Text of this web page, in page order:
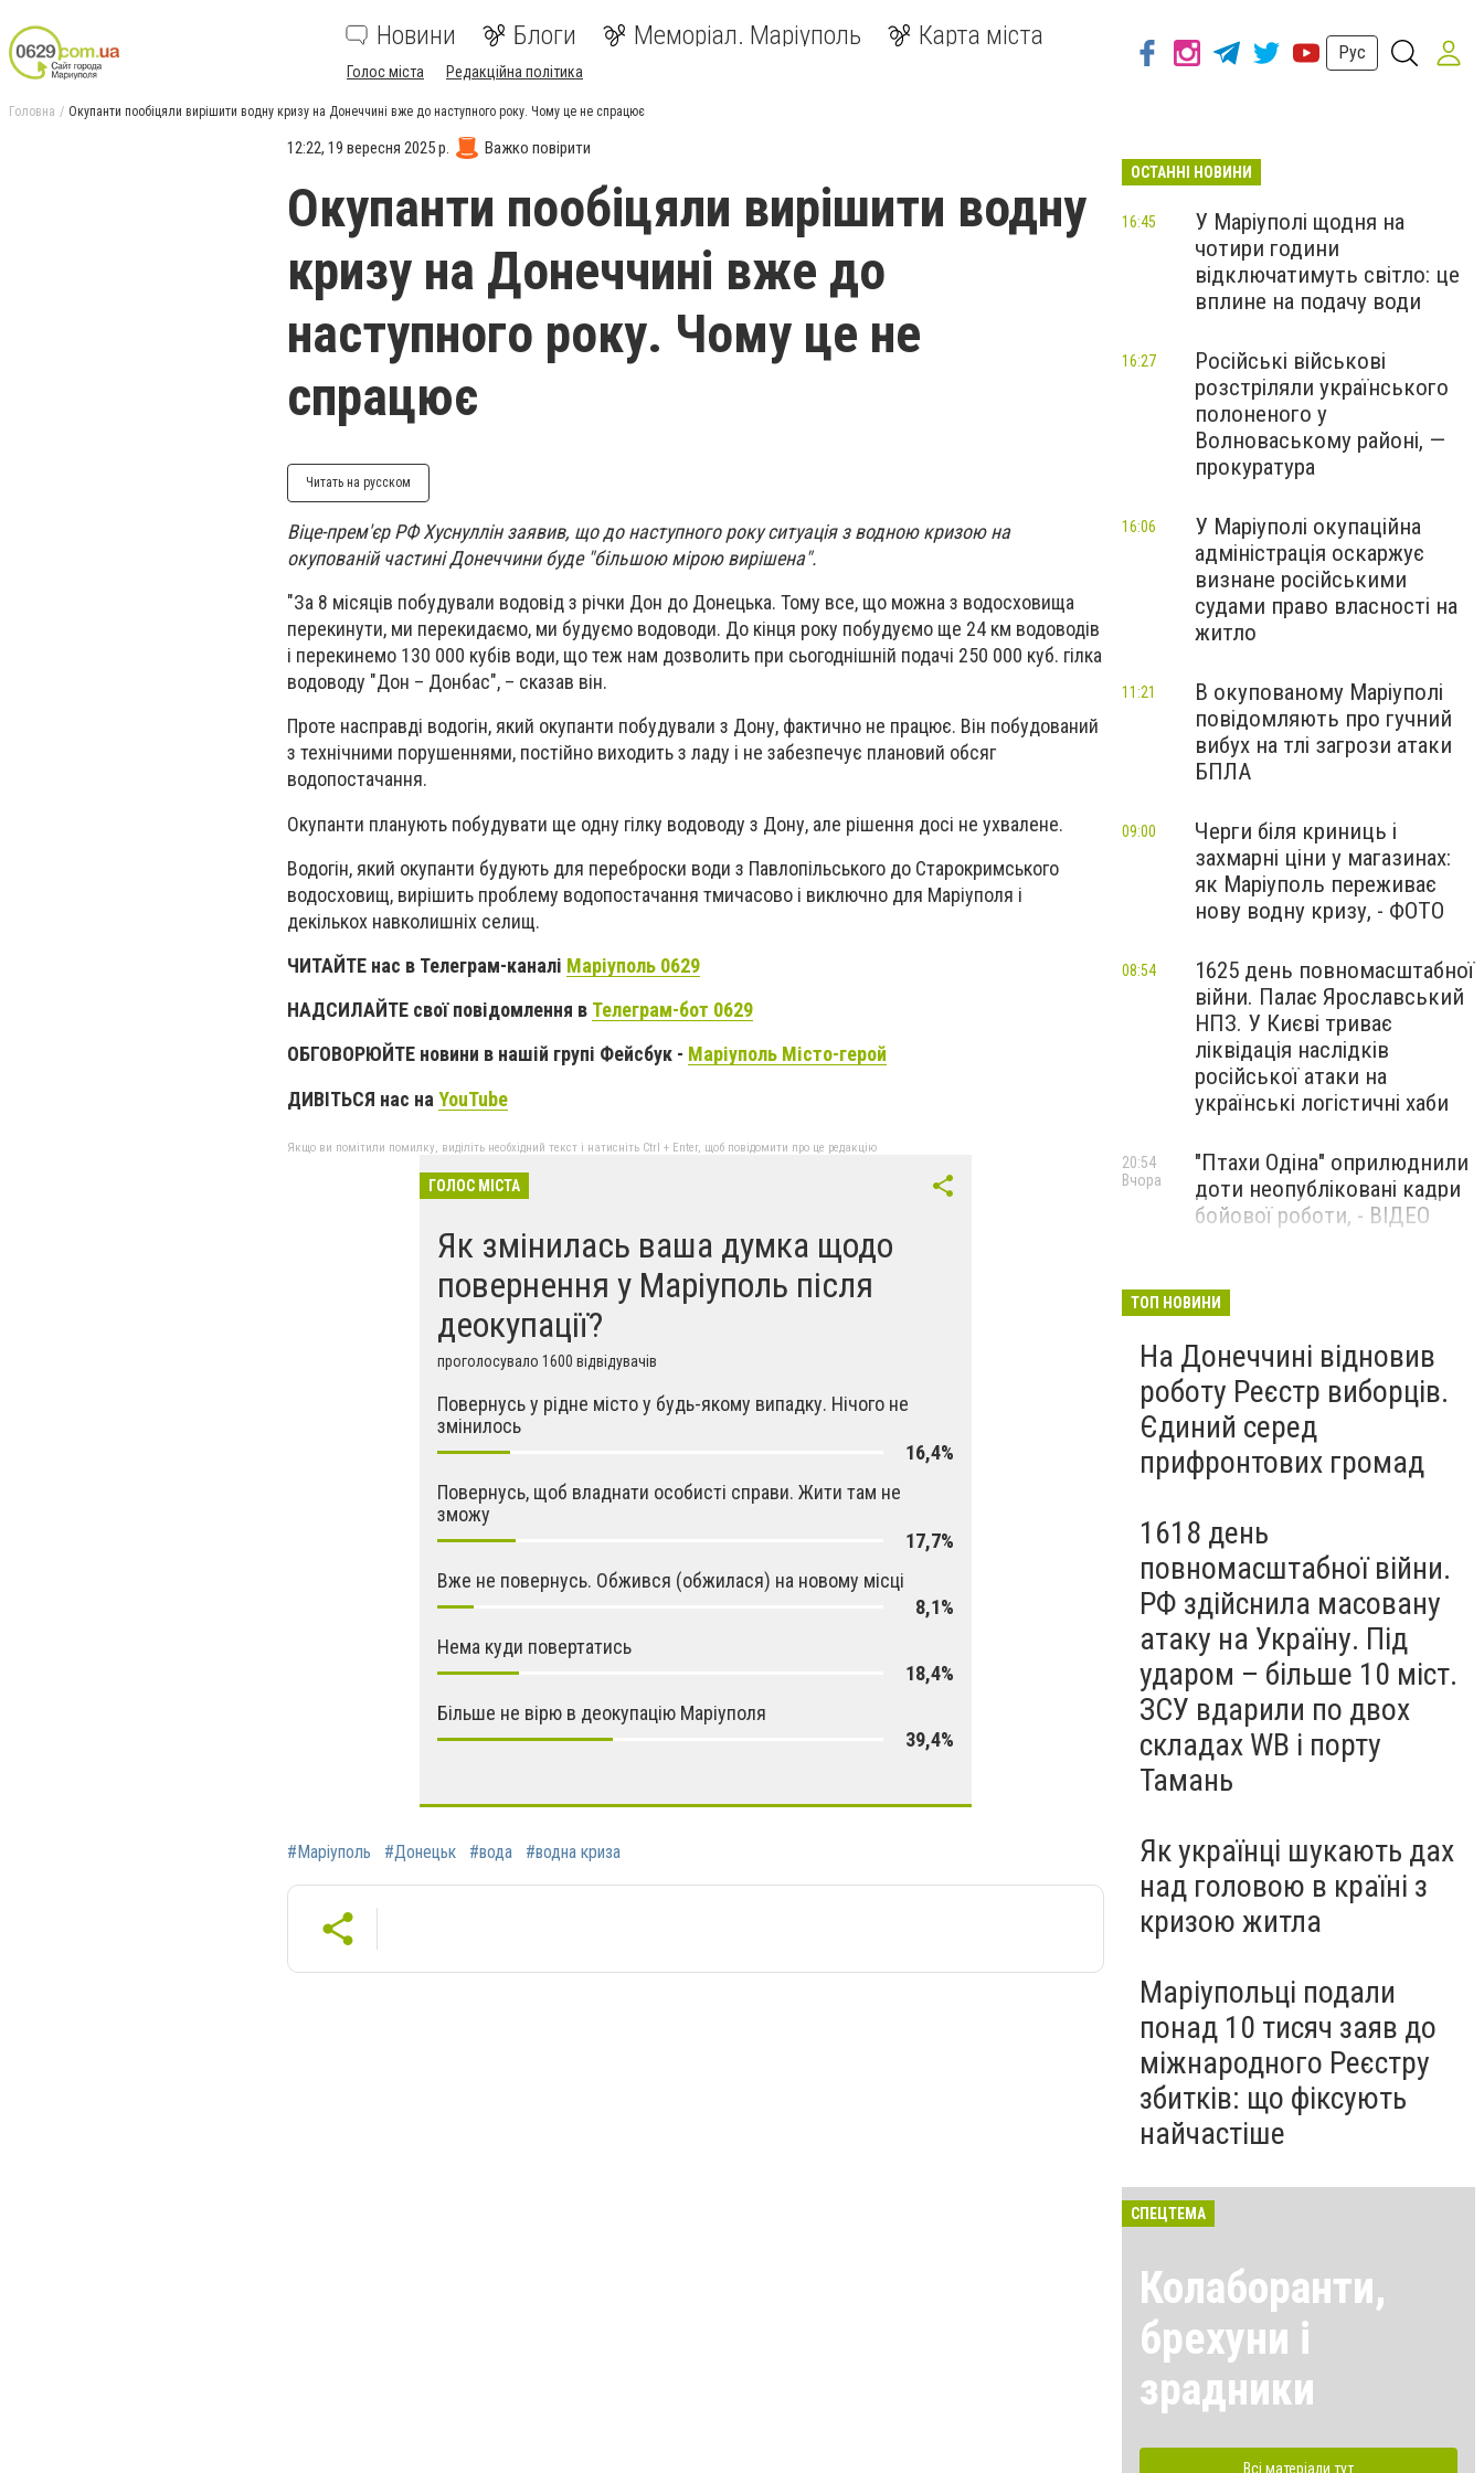
Новини Блоги Меморіал. Маріуполь Карта міста
Голос міста Редакційна політика
Рус
Головна Окупанти пообіцяли вирішити водну кризу на Донеччині вже до наступного року. Чому це не спрацює
12:22, 19 вересня 2025 р. Важко повірити
Окупанти пообіцяли вирішити водну
кризу на Донеччині вже до
наступного року. Чому це не
спрацює
Читать на русском
Віце-прем'єр РФ Хуснуллін заявив, що до наступного року ситуація з водною кризою на
окупованій частині Донеччини буде "більшою мірою вирішена".
"За 8 місяців побудували водовід з річки Дон до Донецька. Тому все, що можна з водосховища
перекинути, ми перекидаємо, ми будуємо водоводи. До кінця року побудуємо ще 24 км водоводів
і перекинемо 130 000 кубів води, що теж нам дозволить при сьогоднішній подачі 250 000 куб. гілка
водоводу "Дон – Донбас", – сказав він.
Проте насправді водогін, який окупанти побудували з Дону, фактично не працює. Він побудований
з технічними порушеннями, постійно виходить з ладу і не забезпечує плановий обсяг
водопостачання.
Окупанти планують побудувати ще одну гілку водоводу з Дону, але рішення досі не ухвалене.
Водогін, який окупанти будують для переброски води з Павлопільського до Старокримського
водосховищ, вирішить проблему водопостачання тмичасово і виключно для Маріуполя і
декількох навколишніх селищ.
ЧИТАЙТЕ нас в Телеграм-каналі Маріуполь 0629
НАДСИЛАЙТЕ свої повідомлення в Телеграм-бот 0629
ОБГОВОРЮЙТЕ новини в нашій групі Фейсбук - Маріуполь Місто-герой
ДИВІТЬСЯ нас на YouTube
Якщо ви помітили помилку, виділіть необхідний текст і натисніть Ctrl + Enter, щоб повідомити про це редакцію
ГОЛОС МІСТА
Як змінилась ваша думка щодо
повернення у Маріуполь після
деокупації?
проголосувало 1600 відвідувачів
Повернусь у рідне місто у будь-якому випадку. Нічого не
змінилось
16,4%
Повернусь, щоб владнати особисті справи. Жити там не
зможу
17,7%
Вже не повернусь. Обжився (обжилася) на новому місці
8,1%
Нема куди повертатись
18,4%
Більше не вірю в деокупацію Маріуполя
39,4%
#Маріуполь #Донецьк #вода #водна криза
ОСТАННІ НОВИНИ
У Маріуполі щодня на
чотири години
відключатимуть світло: це
вплине на подачу води
16:45
Російські військові
розстріляли українського
полоненого у
Волноваському районі, —
прокуратура
16:27
У Маріуполі окупаційна
адміністрація оскаржує
визнане російськими
судами право власності на
житло
16:06
В окупованому Маріуполі
повідомляють про гучний
вибух на тлі загрози атаки
БПЛА
11:21
Черги біля криниць і
захмарні ціни у магазинах:
як Маріуполь переживає
нову водну кризу, - ФОТО
09:00
1625 день повномасштабної
війни. Палає Ярославський
НПЗ. У Києві триває
ліквідація наслідків
російської атаки на
українські логістичні хаби
08:54
"Птахи Одіна" оприлюднили
доти неопубліковані кадри
бойової роботи, - ВІДЕО
20:54
Вчора
Бєдняков зіграє тата
новому українському
фільмі, - ФОТО
Вчора
ТОП НОВИНИ
На Донеччині відновив
роботу Реєстр виборців.
Єдиний серед
прифронтових громад
1618 день
повномасштабної війни.
РФ здійснила масовану
атаку на Україну. Під
ударом – більше 10 міст.
ЗСУ вдарили по двох
складах WB і порту
Тамань
Як українці шукають дах
над головою в країні з
кризою житла
Маріупольці подали
понад 10 тисяч заяв до
міжнародного Реєстру
збитків: що фіксують
найчастіше
СПЕЦТЕМА
Колаборанти,
брехуни і
зрадники
Всі матеріали тут